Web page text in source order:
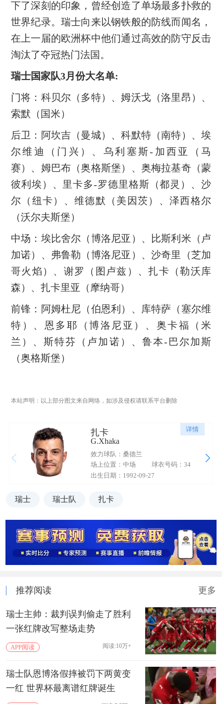
下了深刻的印象，曾经创造了单场最多扑救的
世界纪录。瑞士向来以钢铁般的防线而闻名，
在上一届的欧洲杯中他们通过高效的防守反击
淘汰了夺冠热门法国。
瑞士国家队3月份大名单:
门将：科贝尔（多特）、姆沃戈（洛里昂）、
索默（国米）
后卫：阿坎吉（曼城）、科默特（南特）、埃
尔维迪（门兴）、乌利塞斯-加西亚（马
赛）、姆巴布（奥格斯堡）、奥梅拉基奇（蒙
彼利埃）、里卡多-罗德里格斯（都灵）、沙
尔（纽卡）、维德默（美因茨）、泽西格尔
（沃尔夫斯堡）
中场：埃比舍尔（博洛尼亚）、比斯利米（卢
加诺）、弗鲁勒（博洛尼亚）、沙奇里（芝加
哥火焰）、谢罗（图卢兹）、扎卡（勒沃库
森）、扎卡里亚（摩纳哥）
前锋：阿姆杜尼（伯恩利）、库特萨（塞尔维
特）、恩多耶（博洛尼亚）、奥卡福（米
兰）、斯特芬（卢加诺）、鲁本-巴尔加斯
（奥格斯堡）
本站声明：以上部分图文来自网络，如涉及侵权请联系平台删除
详情
扎卡
G.Xhaka
效力球队：桑德兰
场上位置：中场
球衣号码：34
出生日期：1992-09-27
瑞士 瑞士队 扎卡
推荐阅读 更多
瑞士主帅：裁判误判偷走了胜利
一张红牌改写整场走势
APP阅读 阅读:10万+
瑞士队恩博洛假摔被罚下两黄变
一红 世界杯最离谱红牌诞生